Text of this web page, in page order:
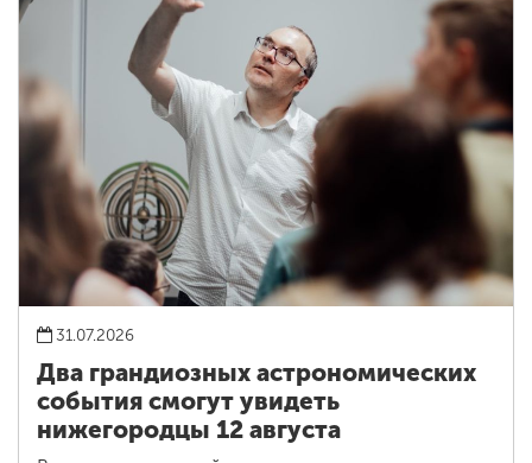
31.07.2026
Два грандиозных астрономических
события смогут увидеть
нижегородцы 12 августа